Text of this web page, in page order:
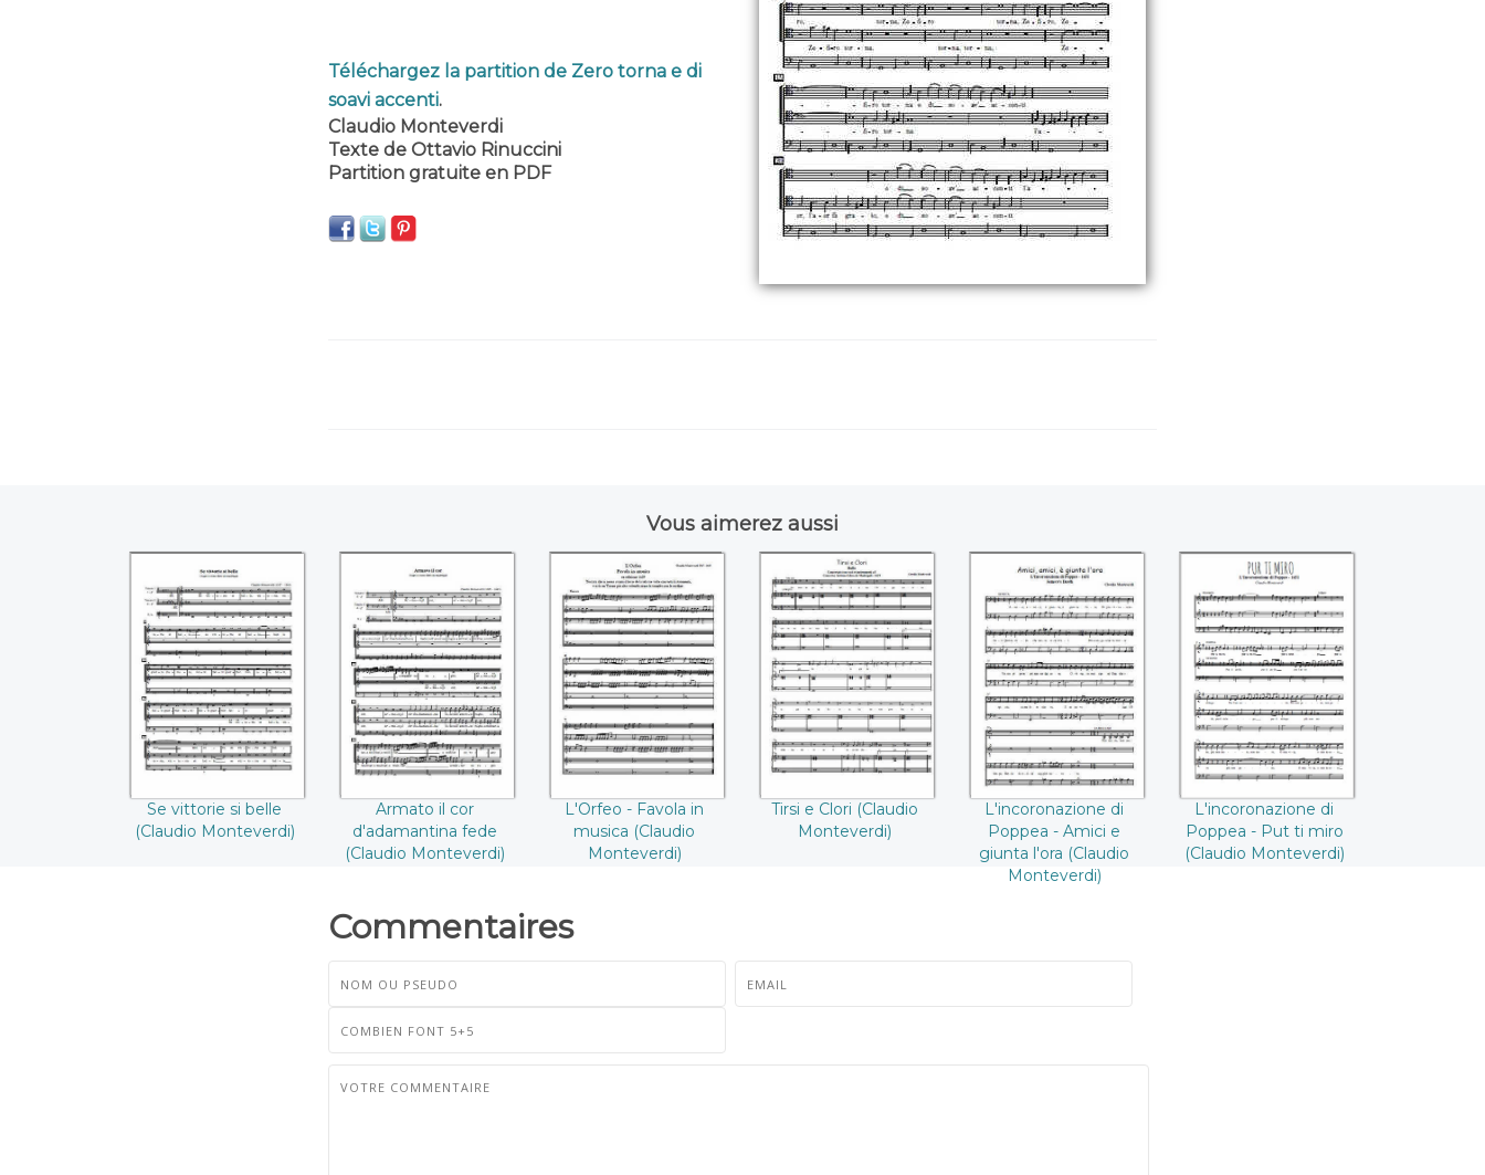
Téléchargez la partition de Zero torna e di
soavi accenti.
Claudio Monteverdi
Texte de Ottavio Rinuccini
Partition gratuite en PDF
Vous aimerez aussi
Se vittorie si belle
((Claudio
Monteverdi))
Se vittorie si belle
(Claudio Monteverdi)
Armato il cor
d'adamantina fede
((Claudio
Monteverdi))
Armato il cor
d'adamantina fede
(Claudio Monteverdi)
L'Orfeo - Favola in
musica ((Claudio
Monteverdi))
L'Orfeo - Favola in
musica (Claudio
Monteverdi)
Tirsi e Clori
((Claudio
Monteverdi))
Tirsi e Clori (Claudio
Monteverdi)
L'incoronazione di
Poppea - Amici e
giunta l'ora
((Claudio
Monteverdi))
L'incoronazione di
Poppea - Amici e
giunta l'ora (Claudio
Monteverdi)
L'incoronazione di
Poppea - Put ti
miro ((Claudio
Monteverdi))
L'incoronazione di
Poppea - Put ti miro
(Claudio Monteverdi)
Commentaires